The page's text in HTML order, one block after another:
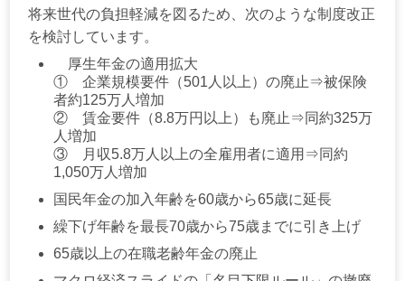
将来世代の負担軽減を図るため、次のような制度改正
を検討しています。
厚生年金の適用拡大
① 企業規模要件（501人以上）の廃止⇒被保険
者約125万人増加
② 賃金要件（8.8万円以上）も廃止⇒同約325万
人増加
③ 月収5.8万人以上の全雇用者に適用⇒同約
1,050万人増加
国民年金の加入年齢を60歳から65歳に延長
繰下げ年齢を最長70歳から75歳までに引き上げ
65歳以上の在職老齢年金の廃止